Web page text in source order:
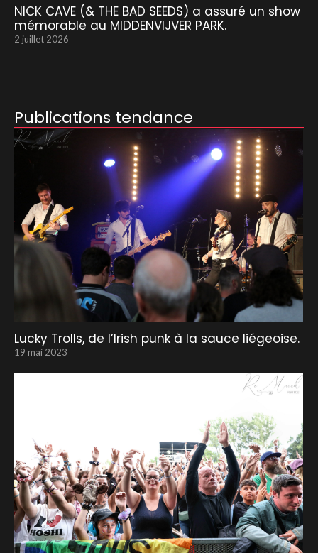
NICK CAVE (& THE BAD SEEDS) a assuré un show
mémorable au MIDDENVIJVER PARK.
2 juillet 2026
Publications tendance
Lucky Trolls, de l’Irish punk à la sauce liégeoise.
19 mai 2023